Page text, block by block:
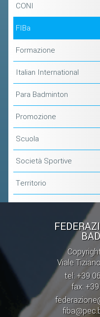
CONI
FIBa
Formazione
Italian International
Para Badminton
Promozione
Scuola
Società Sportive
Territorio
Viale
tel: +39
fax: